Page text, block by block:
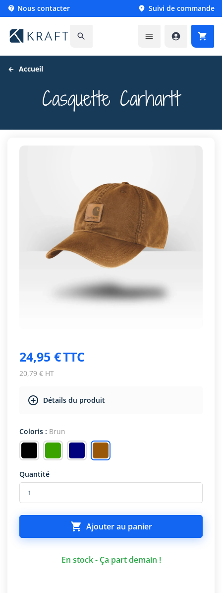
 Nous contacter  Suivi de commande
   
Accueil
Casquette Carhartt
24,95 €TTC
20,79 € HT
Détails du produit
Coloris : Brun
Quantité
 Ajouter au panier
En stock - Ça part demain !